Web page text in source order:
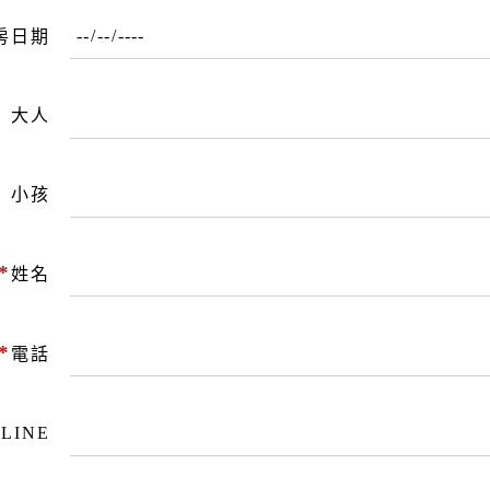
日期
大人
小孩
姓名
電話
LINE